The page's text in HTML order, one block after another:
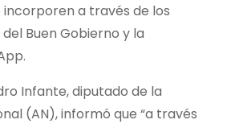
a través de los
del Buen Gobierno y la
Infante, diputado de la
(AN), informó que “a través